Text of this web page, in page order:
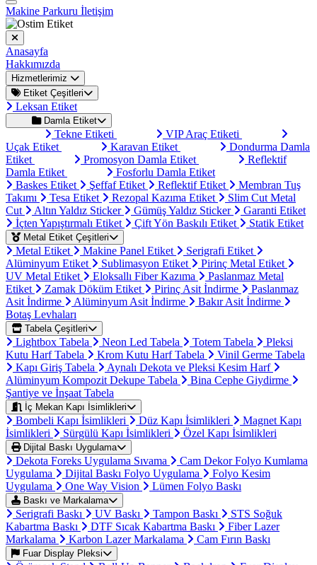
Makine Parkuru İletişim
Anasayfa
Hakkımızda
Hizmetlerimiz
Etiket Çeşitleri
Leksan Etiket
Damla Etiket
Tekne Etiketi
VIP Araç Etiketi
Uçak Etiket
Karavan Etiket
Dondurma Damla
Etiket
Promosyon Damla Etiket
Reflektif
Damla Etiket
Fosforlu Damla Etiket
Baskes Etiket
Şeffaf Etiket Reflektif Etiket
Membran Tuş
Takımı
Tesa Etiket Rezopal Kazıma Etiket
Slim Cut Metal
Cut
Altın Yaldız Sticker Gümüş Yaldız Sticker
Garanti Etiket
İçten Yapıştırmalı Etiket
Çift Yön Baskılı Etiket Statik Etiket
Metal Etiket Çeşitleri
Metal Etiket Makine Panel Etiket
Serigrafi Etiket
Alüminyum Etiket
Sublimasyon Etiket
Pirinç Metal Etiket
UV Metal Etiket
Eloksallı Fiber Kazıma
Paslanmaz Metal
Etiket
Zamak Döküm Etiket Pirinç Asit İndirme
Paslanmaz
Asit İndirme
Alüminyum Asit İndirme
Bakır Asit İndirme
Botaş Levhaları
Tabela Çeşitleri
Lightbox Tabela Neon Led Tabela Totem Tabela
Pleksi
Kutu Harf Tabela
Krom Kutu Harf Tabela
Vinil Germe Tabela
Kapı Giriş Tabela
Aynalı Dekota ve Pleksi Kesim Harf
Alüminyum Kompozit Dekupe Tabela
Bina Cephe Giydirme
Şantiye ve İnşaat Tabela
İç Mekan Kapı İsimlikleri
Bombeli Kapı İsimlikleri Düz Kapı İsimlikleri
Magnet Kapı
İsimlikleri
Sürgülü Kapı İsimlikleri Özel Kapı İsimlikleri
Dijital Baskı Uygulama
Dekota Foreks Uygulama Sıvama
Cam Dekor Folyo Kumlama
Uygulama
Dijital Baskı Folyo Uygulama
Folyo Kesim
Uygulama
One Way Vision Lümen Folyo Baskı
Baskı ve Markalama
Serigrafi Baskı UV Baskı Tampon Baskı
STS Soğuk
Kabartma Baskı
DTF Sıcak Kabartma Baskı
Fiber Lazer
Markalama
Karbon Lazer Markalama Cam Fırın Baskı
Fuar Display Pleksi